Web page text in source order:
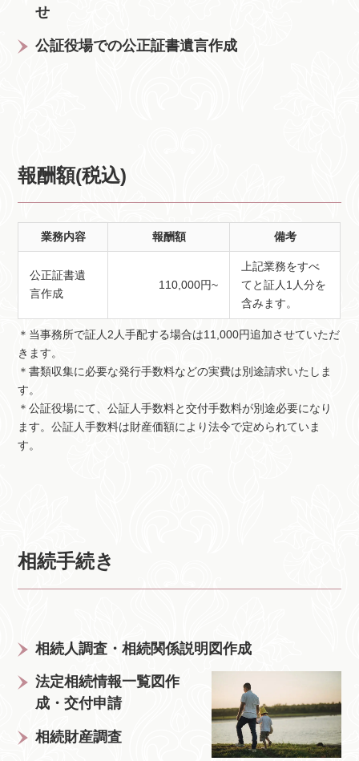
せ
公証役場での公正証書遺言作成
報酬額(税込)
業務内容 報酬額 備考
公正証書遺
言作成
110,000円~
上記業務をすべ
てと証人1人分を
含みます。
＊当事務所で証人2人手配する場合は11,000円追加させていただ
きます。
＊書類収集に必要な発行手数料などの実費は別途請求いたしま
す。
＊公証役場にて、公証人手数料と交付手数料が別途必要になり
ます。公証人手数料は財産価額により法令で定められていま
す。
相続手続き
相続人調査・相続関係説明図作成
法定相続情報一覧図作
成・交付申請
相続財産調査